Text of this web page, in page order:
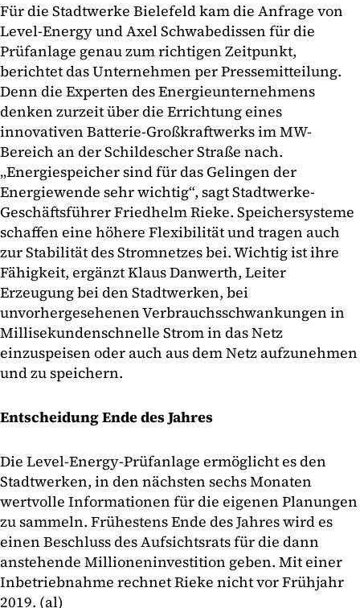
Für die Stadtwerke Bielefeld kam die Anfrage von
Level-Energy und Axel Schwabedissen für die
Prüfanlage genau zum richtigen Zeitpunkt,
berichtet das Unternehmen per Pressemitteilung.
Denn die Experten des Energieunternehmens
denken zurzeit über die Errichtung eines
innovativen Batterie-Großkraftwerks im MW-
Bereich an der Schildescher Straße nach.
„Energiespeicher sind für das Gelingen der
Energiewende sehr wichtig“, sagt Stadtwerke-
Geschäftsführer Friedhelm Rieke. Speichersysteme
schaffen eine höhere Flexibilität und tragen auch
zur Stabilität des Stromnetzes bei. Wichtig ist ihre
Fähigkeit, ergänzt Klaus Danwerth, Leiter
Erzeugung bei den Stadtwerken, bei
unvorhergesehenen Verbrauchsschwankungen in
Millisekundenschnelle Strom in das Netz
einzuspeisen oder auch aus dem Netz aufzunehmen
und zu speichern.
Entscheidung Ende des Jahres
Die Level-Energy-Prüfanlage ermöglicht es den
Stadtwerken, in den nächsten sechs Monaten
wertvolle Informationen für die eigenen Planungen
zu sammeln. Frühestens Ende des Jahres wird es
einen Beschluss des Aufsichtsrats für die dann
anstehende Millioneninvestition geben. Mit einer
Inbetriebnahme rechnet Rieke nicht vor Frühjahr
2019. (al)